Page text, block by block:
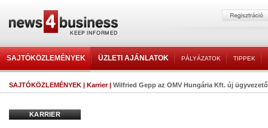
SAJTÓKÖZLEMÉNYEK ÜZLETI AJÁNLATOK PÁLYÁZATOK TIPPEK
SAJTÓKÖZLEMÉNYEK | Karrier| Wilfried Gepp az OMV Hungária Kft. új
KARRIER